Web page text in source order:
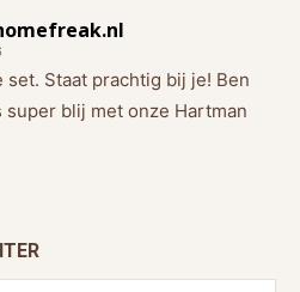
set. Staat prachtig bij je! Ben
super blij met onze Hartman